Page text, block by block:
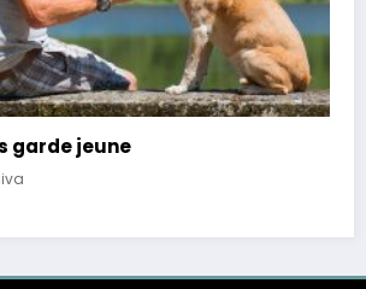
pour réduire le cortisol, hormone